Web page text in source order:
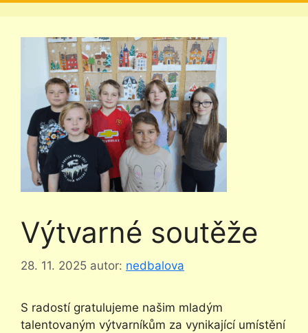
Výtvarné soutěže
28. 11. 2025 autor: nedbalova
S radostí gratulujeme našim mladým
talentovaným výtvarníkům za vynikající umístění